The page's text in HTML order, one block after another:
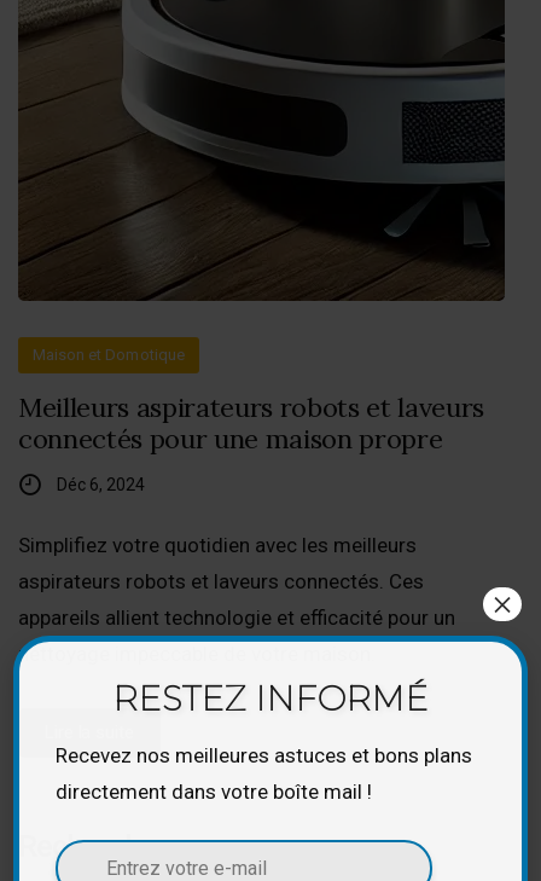
Maison et Domotique
Meilleurs aspirateurs robots et laveurs
connectés pour une maison propre
Déc 6, 2024
Simplifiez votre quotidien avec les meilleurs
aspirateurs robots et laveurs connectés. Ces
appareils allient technologie et efficacité pour un
nettoyage impeccable de votre maison.
Rechercher
RESTEZ INFORMÉ
Recevez nos meilleures astuces et bons plans
directement dans votre boîte mail !
×